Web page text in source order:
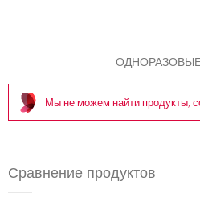
Мы не можем найти продукты,
Сравнение продуктов